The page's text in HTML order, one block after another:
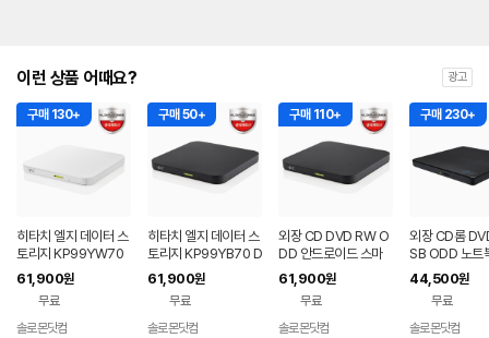
이런 상품 어때요? 광고
구매 130+
히타치 엘지 데이터 스
토리지 KP99YW70
DVD 화이트 외장OD
D CD DVD 리핑 안드
로이드
61,900원
무료
솔로몬닷컴
구매 50+
히타치 엘지 데이터 스
토리지 KP99YB70 D
VD 블랙 외장ODD C
D DVD 리핑 안드로이
61,900원
무료
솔로몬닷컴
구매 110+
외장 CD DVD RW O
DD 안드로이드 스마
트폰 지원 USB 외장형
블랙 히타치엘지 KP9
9YB70
61,900원
무료
솔로몬닷컴
구매 230+
외장 CD롬
SB ODD 노트
크탑 맥 호환
치엘지
44,500원
무료
솔로몬닷컴